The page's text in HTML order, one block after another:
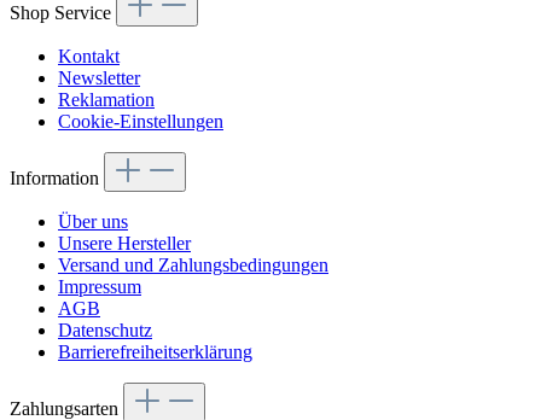
Shop Service
Kontakt
Newsletter
Reklamation
Cookie-Einstellungen
Information
Über uns
Unsere Hersteller
Versand und Zahlungsbedingungen
Impressum
AGB
Datenschutz
Barrierefreiheitserklärung
Zahlungsarten